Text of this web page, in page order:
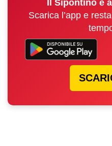
Il Sipontino è
Scarica l’app e